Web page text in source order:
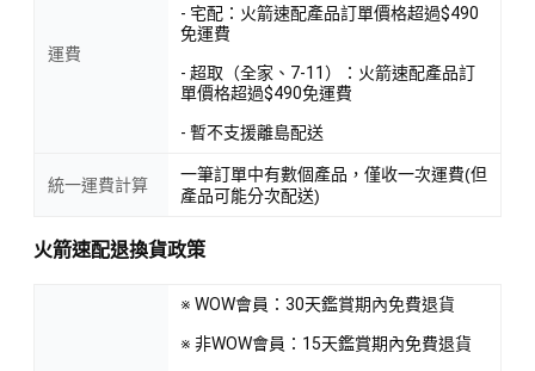
運費
- 宅配：火箭速配產品訂單價格超過$490
免運費
- 超取（全家、7-11）：火箭速配產品訂
單價格超過$490免運費
- 暫不支援離島配送
統一運費計算
一筆訂單中有數個產品，僅收一次運費(但
產品可能分次配送)
火箭速配退換貨政策
※ WOW會員：30天鑑賞期內免費退貨
※ 非WOW會員：15天鑑賞期內免費退貨